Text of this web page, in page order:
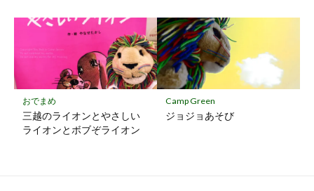
おでまめ
三越のライオンとやさしい
ライオンとボブぞライオン
Camp Green
ジョジョあそび